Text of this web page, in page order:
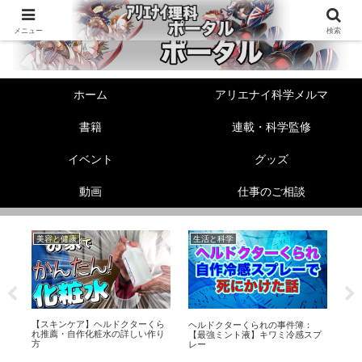
ホーム アリエナイ科学メルマ
書籍 連載・科学監修
イベント グッズ
動画 仕事のご相談
美容と健康
【スキンケア】ヘルドクターくら
れ推薦・自作化粧水の詳しい作り
方
生活と科学
ヘルドクターくられの事件簿：
【最強ミント液】キワミ冷感スプ
レー
メニュー 検索